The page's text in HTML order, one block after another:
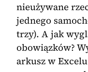
nieużywane
jednego
trzy). A jak
obowiązków?
arkusz w